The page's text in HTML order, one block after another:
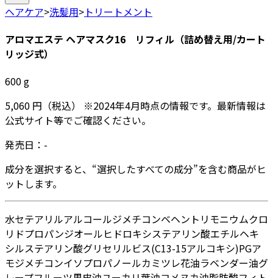
ヘアケア>洗髪用> トリートメント
アロマエステ ヘアマスク16 リフィル（詰め替え用/カート
リッジ式）
600g
5,060 円 （税込） ※2024年4月時点の情報です。最新情報は
公式サイト等でご確認ください。
発売日： -
成分を選択すると、“選択したすべての成分”を含む商品がヒ
ットします。
水セテアリルアルコールジメチコンベヘントリモニウムクロ
リドプロパンジオールヒドロキシステアリン酸エチルヘキ
シルステアリン酸グリセリルビス(C13-15アルコキシ)PGア
モジメチコンイソプロパノールカミツレ花油ラベンダー油グ